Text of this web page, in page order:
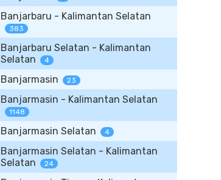
Banjarbaru - Kalimantan Selatan
383
Banjarbaru Selatan - Kalimantan
Selatan
4
Banjarmasin 23
Banjarmasin - Kalimantan Selatan
1148
Banjarmasin Selatan 4
Banjarmasin Selatan - Kalimantan
Selatan
24